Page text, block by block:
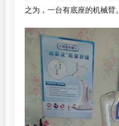
之为，一台有底座的机械臂。